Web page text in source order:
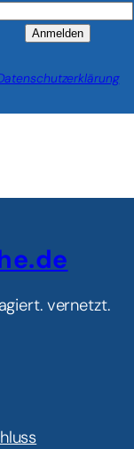
Anmelden
vernetzt.